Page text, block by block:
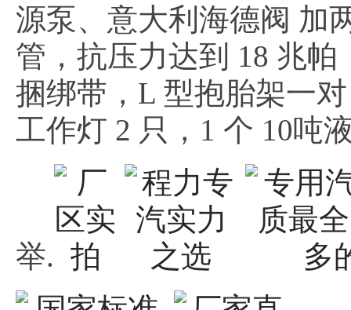
源泵、意大利海德阀 加
管，抗压力达到 18 兆
捆绑带，L 型抱胎架一
工作灯 2 只，1 个 10吨
举.